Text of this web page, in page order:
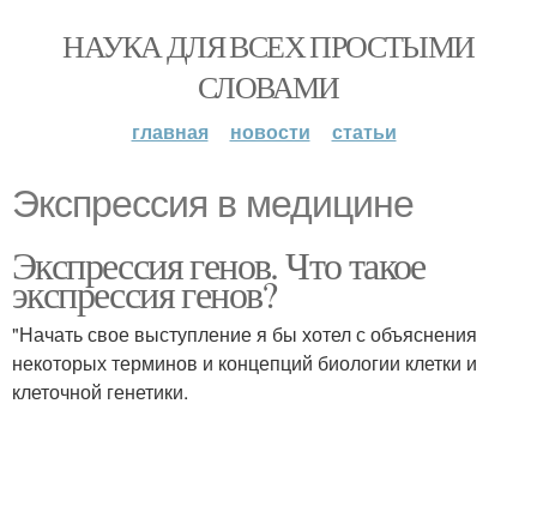
НАУКА ДЛЯ ВСЕХ ПРОСТЫМИ
СЛОВАМИ
главная новости статьи
Экспрессия в медицине
Экспрессия генов. Что такое
экспрессия генов?
"Начать свое выступление я бы хотел с объяснения
некоторых терминов и концепций биологии клетки и
клеточной генетики.